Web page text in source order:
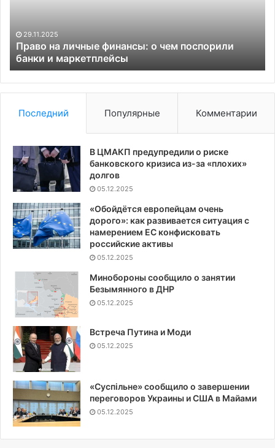
банки
маркетплейсы
29.11.2025
Право на личные финансы: о чем поспорили
банки и маркетплейсы
Последний Популярные Комментарии
В ЦМАКП предупредили о риске
банковского кризиса из-за «плохих»
долгов
05.12.2025
«Обойдётся европейцам очень
дорого»: как развивается ситуация с
намерением ЕС конфисковать
российские активы
05.12.2025
Минобороны сообщило о занятии
Безымянного в ДНР
05.12.2025
Встреча Путина и Моди
05.12.2025
«Суспiльне» сообщило о завершении
переговоров Украины и США в Майами
05.12.2025